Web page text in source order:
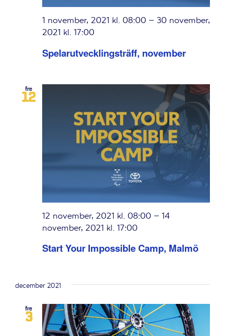
Spelarutvecklingsträff, november
1 november, 2021 kl. 08:00 – 30 november,
2021 kl. 17:00
fre
12
Start Your Impossible Camp, Malmö
12 november, 2021 kl. 08:00 – 14
november, 2021 kl. 17:00
december 2021
fre
3